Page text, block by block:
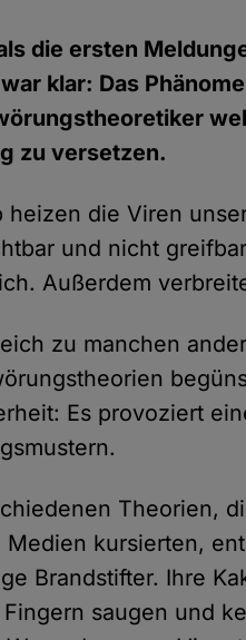
die ersten
klar: Das
zu versetzen.
heizen die Viren
und nicht
Außerdem
zu manchen
Es provoziert
Theorien,
Medien kursierten,
Brandstifter. Ihre
saugen und